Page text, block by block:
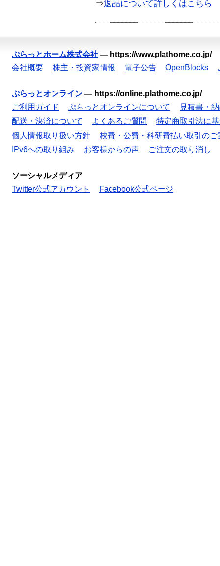
⇒返品について詳しくはこちら
ぷらっとホーム株式会社 — https://www.plathome.co.jp/
会社概要
株主・投資家情報 電子公告 OpenBlocks
ぷらっとオンライン — https://online.plathome.co.jp/
ご利用ガイド
ぷらっとオンラインについて
見積書・
配送・決済について
よくあるご質問
特定商取引法に
個人情報取り扱い方針
校費・公費・科研費払い取引のご
IPv6への取り組み
お客様からの声 ご注文の取り消し
ソーシャルメディア
Twitter公式アカウント
Facebook公式ページ